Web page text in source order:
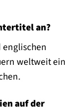
an?
weltweit ein
auf der